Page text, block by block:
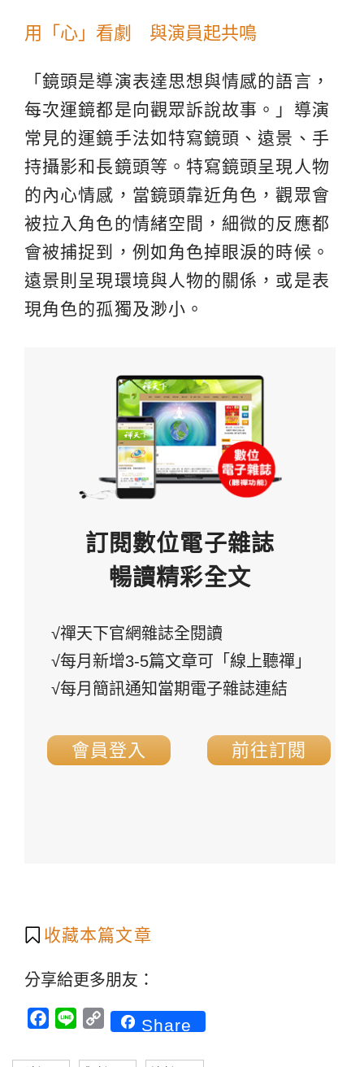
用「心」看劇 與演員起共鳴
「鏡頭是導演表達思想與情感的語言，
每次運鏡都是向觀眾訴說故事。」導演
常見的運鏡手法如特寫鏡頭、遠景、手
持攝影和長鏡頭等。特寫鏡頭呈現人物
的內心情感，當鏡頭靠近角色，觀眾會
被拉入角色的情緒空間，細微的反應都
會被捕捉到，例如角色掉眼淚的時候。
遠景則呈現環境與人物的關係，或是表
現角色的孤獨及渺小。
訂閱數位電子雜誌
暢讀精彩全文
√禪天下官網雜誌全閱讀
√每月新增3-5篇文章可「線上聽禪」
√每月簡訊通知當期電子雜誌連結
會員登入 前往訂閱
收藏本篇文章
分享給更多朋友：
Facebook
Line CopyShare